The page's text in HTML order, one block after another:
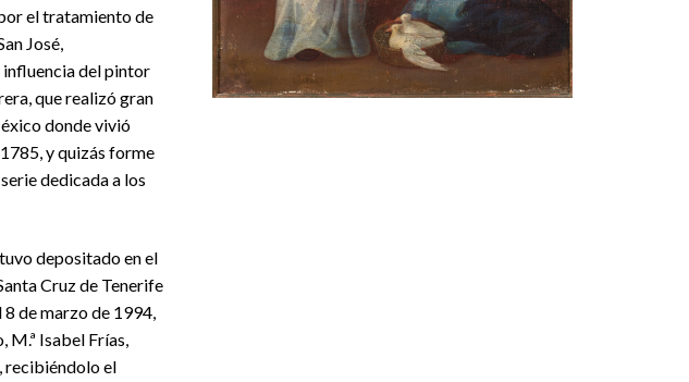
el tratamiento de
José,
del pintor
que realizó gran
donde vivió
y quizás forme
serie dedicada a los
depositado en el
Cruz de Tenerife
de marzo de 1994,
M.ª Isabel Frías,
recibiéndolo el